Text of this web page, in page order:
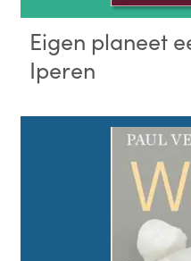
Eigen planeet
Iperen